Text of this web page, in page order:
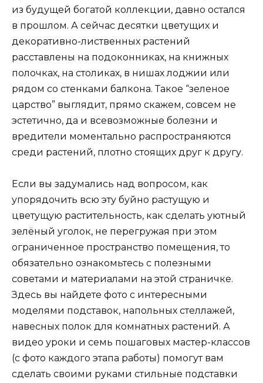
из будущей богатой коллекции, давно остался
в прошлом. А сейчас десятки цветущих и
декоративно-лиственных растений
расставлены на подоконниках, на книжных
полочках, на столиках, в нишах лоджии или
рядом со стенками балкона. Такое “зеленое
царство” выглядит, прямо скажем, совсем не
эстетично, да и всевозможные болезни и
вредители моментально распространяются
среди растений, плотно стоящих друг к другу.
Если вы задумались над вопросом, как
упорядочить всю эту буйно растущую и
цветущую растительность, как сделать уютный
зелёный уголок, не перегружая при этом
ограниченное пространство помещения, то
обязательно ознакомьтесь с полезными
советами и материалами на этой страничке.
Здесь вы найдете фото с интересными
моделями подставок, напольных стеллажей,
навесных полок для комнатных растений. А
видео уроки и семь пошаговых мастер-классов
(с фото каждого этапа работы) помогут вам
сделать своими руками стильные подставки